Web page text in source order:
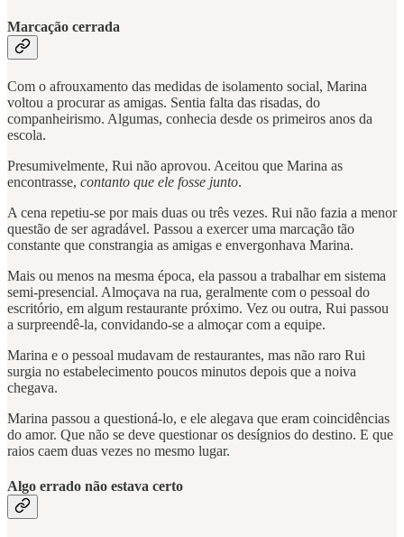
Marcação cerrada
Com o afrouxamento das medidas de isolamento social, Marina
voltou a procurar as amigas. Sentia falta das risadas, do
companheirismo. Algumas, conhecia desde os primeiros anos da
escola.
Presumivelmente, Rui não aprovou. Aceitou que Marina as
encontrasse, contanto que ele fosse junto.
A cena repetiu-se por mais duas ou três vezes. Rui não fazia a menor
questão de ser agradável. Passou a exercer uma marcação tão
constante que constrangia as amigas e envergonhava Marina.
Mais ou menos na mesma época, ela passou a trabalhar em sistema
semi-presencial. Almoçava na rua, geralmente com o pessoal do
escritório, em algum restaurante próximo. Vez ou outra, Rui passou
a surpreendê-la, convidando-se a almoçar com a equipe.
Marina e o pessoal mudavam de restaurantes, mas não raro Rui
surgia no estabelecimento poucos minutos depois que a noiva
chegava.
Marina passou a questioná-lo, e ele alegava que eram coincidências
do amor. Que não se deve questionar os desígnios do destino. E que
raios caem duas vezes no mesmo lugar.
Algo errado não estava certo